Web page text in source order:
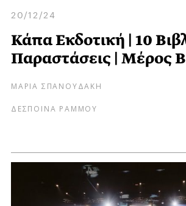
20/12/24
Κάπα Εκδοτική | 10
Παραστάσεις | Μέρος
ΜΑΡΙΑ ΣΠΑΝΟΥΔΑΚΗ
ΔΕΣΠΟΙΝΑ ΡΑΜΜΟΥ